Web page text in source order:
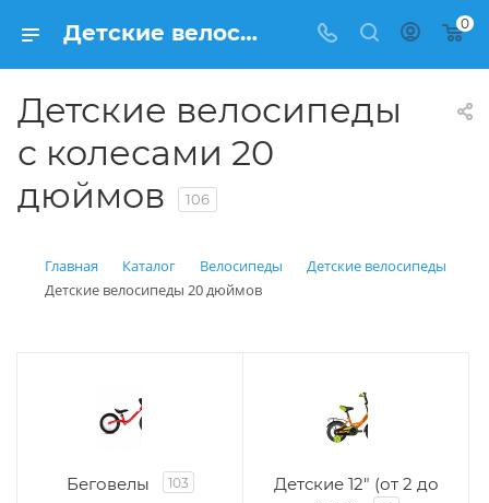
Детские велосипеды с диаметром колес 20 дюймов, купить 0
Детские велосипеды
с колесами 20
дюймов
106
Главная Каталог Велосипеды
Детские велосипеды
Детские велосипеды 20 дюймов
Беговелы 103
Детские 12" (от 2 до